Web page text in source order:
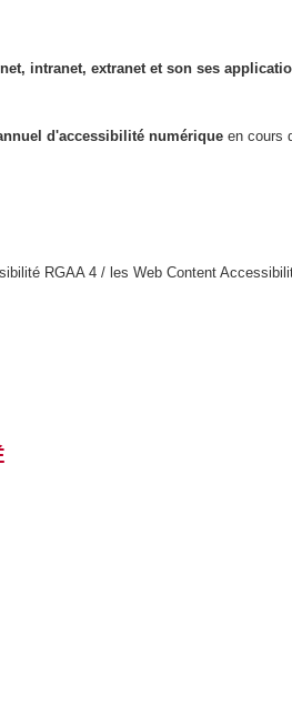
intranet, extranet et son ses
d'accessibilité numérique en cours
RGAA 4 / les Web Content